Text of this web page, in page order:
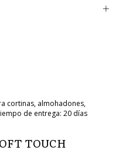
cortinas, almohadones,
de entrega: 20 días
TOUCH